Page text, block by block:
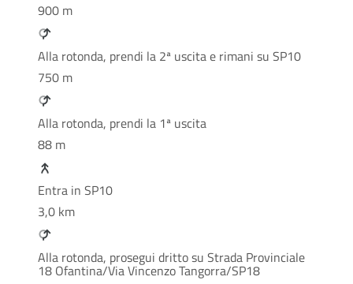
900 m
Alla rotonda, prendi la 2ª uscita e rimani su SP10
750 m
Alla rotonda, prendi la 1ª uscita
88 m
Entra in SP10
3,0 km
Alla rotonda, prosegui dritto su Strada Provinciale
18 Ofantina/Via Vincenzo Tangorra/SP18